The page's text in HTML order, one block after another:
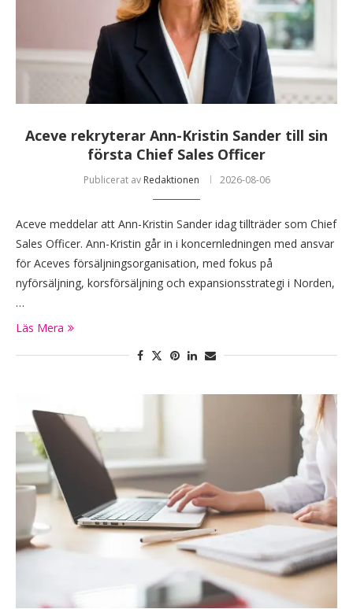
Aceve rekryterar Ann-Kristin Sander till sin
första Chief Sales Officer
Publicerat av Redaktionen 2026-08-06
Aceve meddelar att Ann-Kristin Sander idag tillträder som Chief
Sales Officer. Ann-Kristin går in i koncernledningen med ansvar
för Aceves försäljningsorganisation, med fokus på
nyförsäljning, korsförsäljning och expansionsstrategi i Norden,
…
Läs Mera